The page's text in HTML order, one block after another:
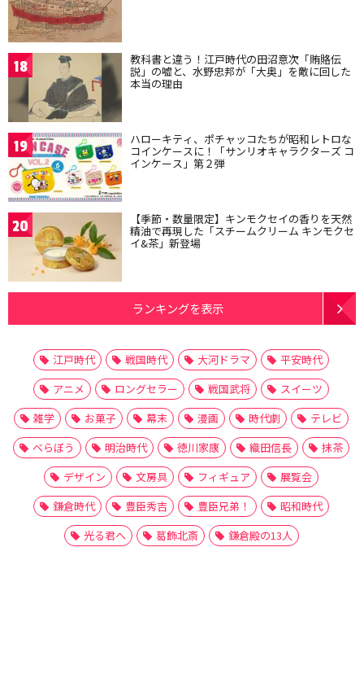
18 教科書と違う！江戸時代の田沼意次「賄賂伝
説」の嘘と、水野忠邦が「大奥」を敵に回した
本当の理由
19 ハローキティ、ポチャッコたちが昭和レトロな
コインケースに！「サンリオキャラクターズ コ
インケース」第２弾
20 【季節・数量限定】キンモクセイの香りを天然
精油で再現した「スチームクリーム キンモクセ
イ&茶」新登場
ランキングを表示
江戸時代 戦国時代 大河ドラマ
平安時代
アニメ
ロングセラー 戦国武将
スイーツ
雑学
お菓子 幕末 漫画 時代劇
テレビ
べらぼう
明治時代 徳川家康 織田信長
抹茶
デザイン
文房具 フィギュア
展覧会
鎌倉時代
豊臣秀吉 豊臣兄弟！
昭和時代
光る君へ
葛飾北斎 鎌倉殿の13人